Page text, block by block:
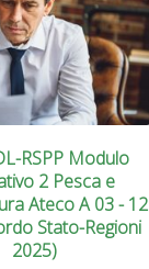
RSPP Modulo
2 Pesca e
Ateco A 03 - 12
Stato-Regioni
2025)